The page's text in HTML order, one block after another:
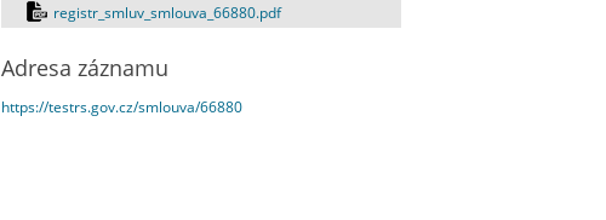
registr_smluv_smlouva_66880.pdf
Adresa záznamu
https://testrs.gov.cz/smlouva/66880